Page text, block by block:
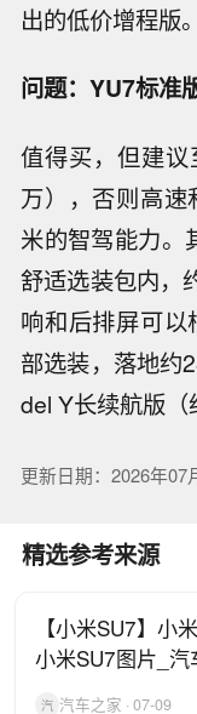
出的低价增程版。
问题：YU7标准
值得买，但建
万），否则高
米的智驾能力。
舒适选装包内，
响和后排屏可
部选装，落地约
del Y长续航版（
更新日期：2026年07
精选参考来源
【小米SU7】小
小米SU7图片_汽
汽 汽车之家 · 07-09